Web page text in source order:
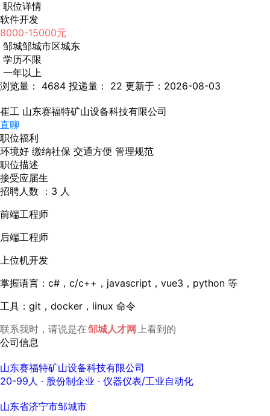
职位详情
软件开发
8000-15000元
邹城邹城市区城东
学历不限
一年以上
浏览量： 4684 投递量： 22 更新于：2026-08-03
崔工 山东赛福特矿山设备科技有限公司
直聊
职位福利
环境好 缴纳社保 交通方便 管理规范
职位描述
接受应届生
招聘人数 ：3 人
前端工程师
后端工程师
上位机开发
掌握语言：c#，c/c++，javascript，vue3，python 等
工具：git，docker，linux 命令
联系我时，请说是在邹城人才网 上看到的
公司信息
山东赛福特矿山设备科技有限公司
20-99人 · 股份制企业 · 仪器仪表/工业自动化
山东省济宁市邹城市